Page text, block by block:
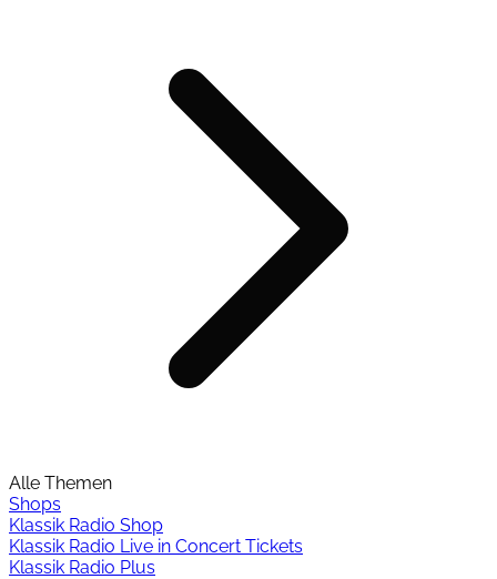
Alle Themen
Shops
Klassik Radio Shop
Klassik Radio Live in Concert Tickets
Klassik Radio Plus